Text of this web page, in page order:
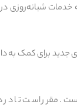
خدمات شبانه‌روزی
برای کمک به
مقرر است تا در